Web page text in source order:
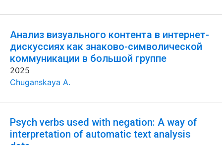
Анализ визуального контента в интернет-
дискуссиях как знаково-символической
коммуникации в большой группе
2025
Chuganskaya A.
Psych verbs used with negation: A way of
interpretation of automatic text analysis